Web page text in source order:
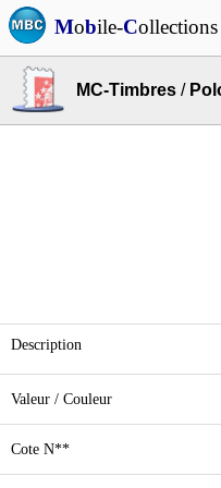
Mobile-Collections
MC-Timbres /
Description
Valeur / Couleur
Cote N**